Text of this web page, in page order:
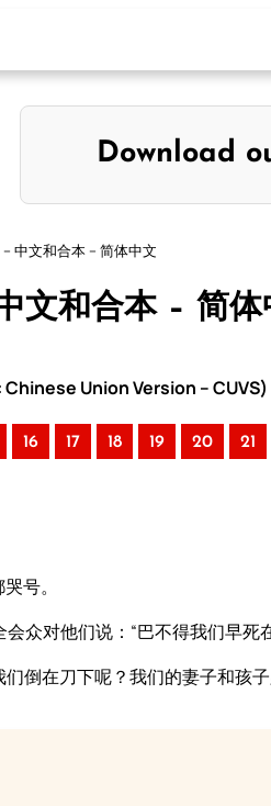
Download
中文和合本 – 简体中文
文和合本 – 简体
Union Version – CUVS)
16 17 18 19 20 21
号。
众对他们说：“巴不得我们早死
倒在刀下呢？我们的妻子和孩